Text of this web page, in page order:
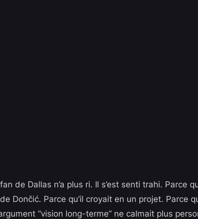
de Dallas n’a plus ri. Il s’est senti trahi. Parce
Dončić. Parce qu’il croyait en un projet. Parce
“vision long-terme” ne calmait plus